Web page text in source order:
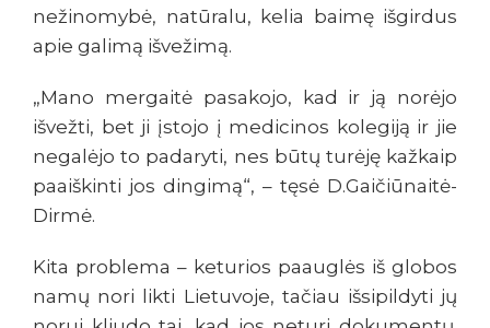
nežinomybė, natūralu, kelia baimę išgirdus
apie galimą išvežimą.
„Mano mergaitė pasakojo, kad ir ją norėjo
išvežti, bet ji įstojo į medicinos kolegiją ir jie
negalėjo to padaryti, nes būtų turėję kažkaip
paaiškinti jos dingimą“, – tęsė D.Gaičiūnaitė-
Dirmė.
Kita problema – keturios paauglės iš globos
namų nori likti Lietuvoje, tačiau išsipildyti jų